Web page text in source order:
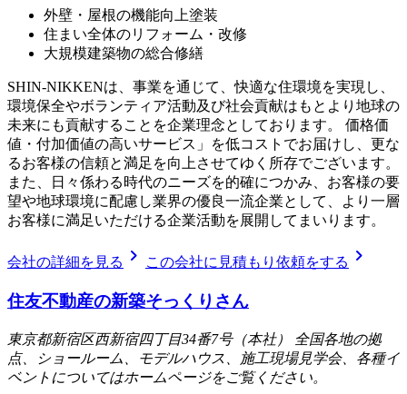
外壁・屋根の機能向上塗装
住まい全体のリフォーム・改修
大規模建築物の総合修繕
SHIN-NIKKENは、事業を通じて、快適な住環境を実現し、
環境保全やボランティア活動及び社会貢献はもとより地球の
未来にも貢献することを企業理念としております。 価格価
値・付加価値の高いサービス」を低コストでお届けし、更な
るお客様の信頼と満足を向上させてゆく所存でございます。
また、日々係わる時代のニーズを的確につかみ、お客様の要
望や地球環境に配慮し業界の優良一流企業として、より一層
お客様に満足いただける企業活動を展開してまいります。
会社の詳細を見る chevron_right この会社に見積もり依頼をする chevron_right
住友不動産の新築そっくりさん
東京都新宿区西新宿四丁目34番7号（本社） 全国各地の拠
点、ショールーム、モデルハウス、施工現場見学会、各種イ
ベントについてはホームページをご覧ください。